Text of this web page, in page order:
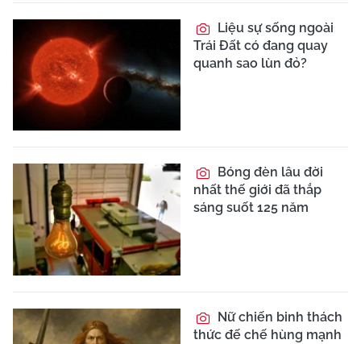
Liệu sự sống ngoài
Trái Đất có đang quay
quanh sao lùn đỏ?
Bóng đèn lâu đời
nhất thế giới đã thắp
sáng suốt 125 năm
Nữ chiến binh thách
thức đế chế hùng mạnh